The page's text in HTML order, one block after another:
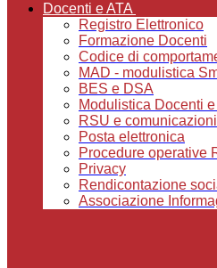
Docenti e ATA
Registro Elettronico
Formazione Docenti
Codice di
MAD - modulistica
BES e DSA
Modulistica Docenti e
RSU e
Posta elettronica
Procedure operative
Privacy
Rendicontazione
Associazione